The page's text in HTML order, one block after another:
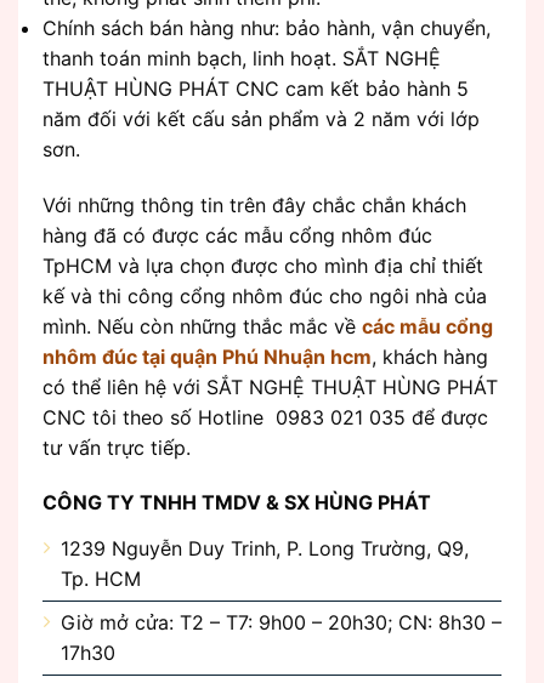
Chính sách bán hàng như: bảo hành, vận chuyển,
thanh toán minh bạch, linh hoạt. SẮT NGHỆ
THUẬT HÙNG PHÁT CNC cam kết bảo hành 5
năm đối với kết cấu sản phẩm và 2 năm với lớp
sơn.
Với những thông tin trên đây chắc chắn khách
hàng đã có được các mẫu cổng nhôm đúc
TpHCM và lựa chọn được cho mình địa chỉ thiết
kế và thi công cổng nhôm đúc cho ngôi nhà của
mình. Nếu còn những thắc mắc về các mẫu cổng
nhôm đúc tại quận Phú Nhuận hcm, khách hàng
có thể liên hệ với SẮT NGHỆ THUẬT HÙNG PHÁT
CNC tôi theo số Hotline 0983 021 035 để được
tư vấn trực tiếp.
CÔNG TY TNHH TMDV & SX HÙNG PHÁT
1239 Nguyễn Duy Trinh, P. Long Trường, Q9,
Tp. HCM
Giờ mở cửa: T2 – T7: 9h00 – 20h30; CN: 8h30 –
17h30